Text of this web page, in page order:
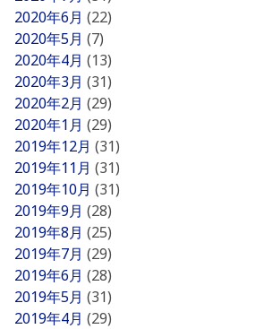
2020年6月 (22)
2020年5月 (7)
2020年4月 (13)
2020年3月 (31)
2020年2月 (29)
2020年1月 (29)
2019年12月 (31)
2019年11月 (31)
2019年10月 (31)
2019年9月 (28)
2019年8月 (25)
2019年7月 (29)
2019年6月 (28)
2019年5月 (31)
2019年4月 (29)